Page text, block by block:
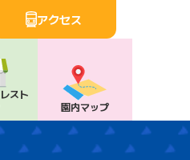
アクセス
レスト
園内マップ